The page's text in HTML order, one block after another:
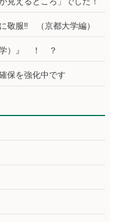
敬服‼ （京都大学編）
学）』 ！ ？
保を強化中です